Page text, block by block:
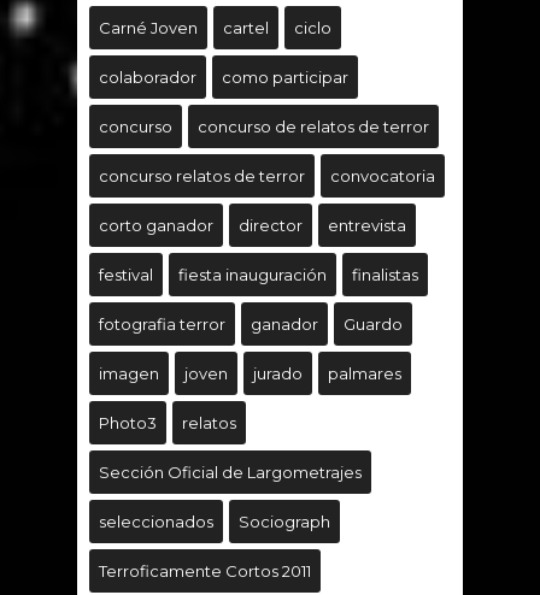
Carné Joven cartel ciclo
colaborador como participar
concurso concurso de relatos de terror
concurso relatos de terror convocatoria
corto ganador director entrevista
festival fiesta inauguración finalistas
fotografia terror ganador Guardo
imagen joven jurado palmares
Photo3 relatos
Sección Oficial de Largometrajes
seleccionados Sociograph
Terroficamente Cortos 2011